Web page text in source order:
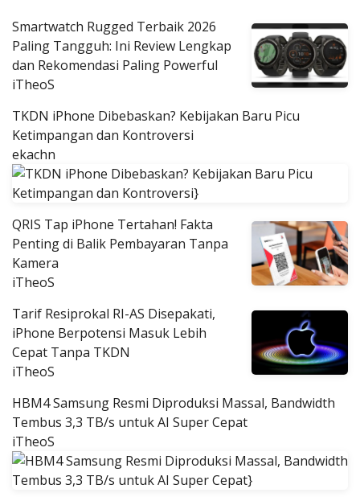
Smartwatch Rugged Terbaik 2026
Paling Tangguh: Ini Review Lengkap
dan Rekomendasi Paling Powerful
iTheoS
TKDN iPhone Dibebaskan? Kebijakan Baru Picu
Ketimpangan dan Kontroversi
ekachn
QRIS Tap iPhone Tertahan! Fakta
Penting di Balik Pembayaran Tanpa
Kamera
iTheoS
Tarif Resiprokal RI-AS Disepakati,
iPhone Berpotensi Masuk Lebih
Cepat Tanpa TKDN
iTheoS
HBM4 Samsung Resmi Diproduksi Massal, Bandwidth
Tembus 3,3 TB/s untuk AI Super Cepat
iTheoS